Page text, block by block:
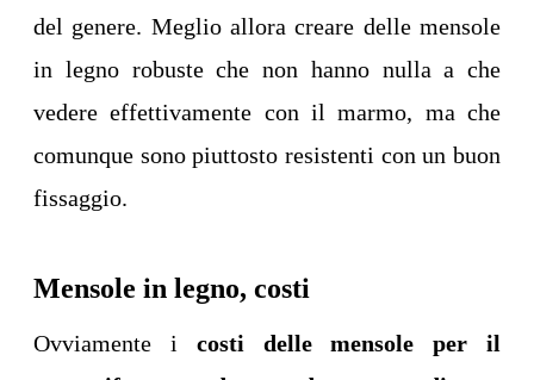
del genere. Meglio allora creare delle mensole
in legno robuste che non hanno nulla a che
vedere effettivamente con il marmo, ma che
comunque sono piuttosto resistenti con un buon
fissaggio.
Mensole in legno, costi
Ovviamente i costi delle mensole per il